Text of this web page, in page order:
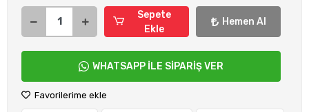
Sepete
Ekle
Hemen Al
WHATSAPP İLE SİPARİŞ VER
Favorilerime ekle